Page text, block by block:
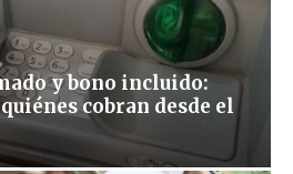
y bono incluido:
cobran desde el